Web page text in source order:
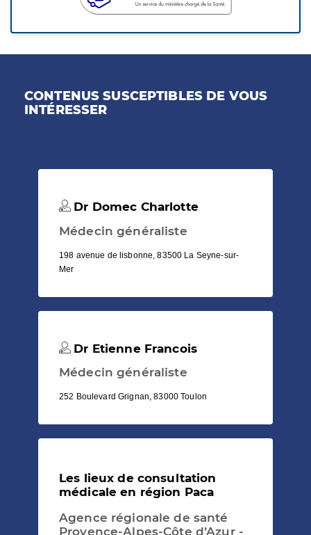
CONTENUS SUSCEPTIBLES DE VOUS
INTÉRESSER
Dr Domec Charlotte
Médecin généraliste
198 avenue de lisbonne, 83500 La Seyne-sur-
Mer
Dr Etienne Francois
Médecin généraliste
252 Boulevard Grignan, 83000 Toulon
Les lieux de consultation
médicale en région Paca
Agence régionale de santé
Provence-Alpes-Côte d’Azur -